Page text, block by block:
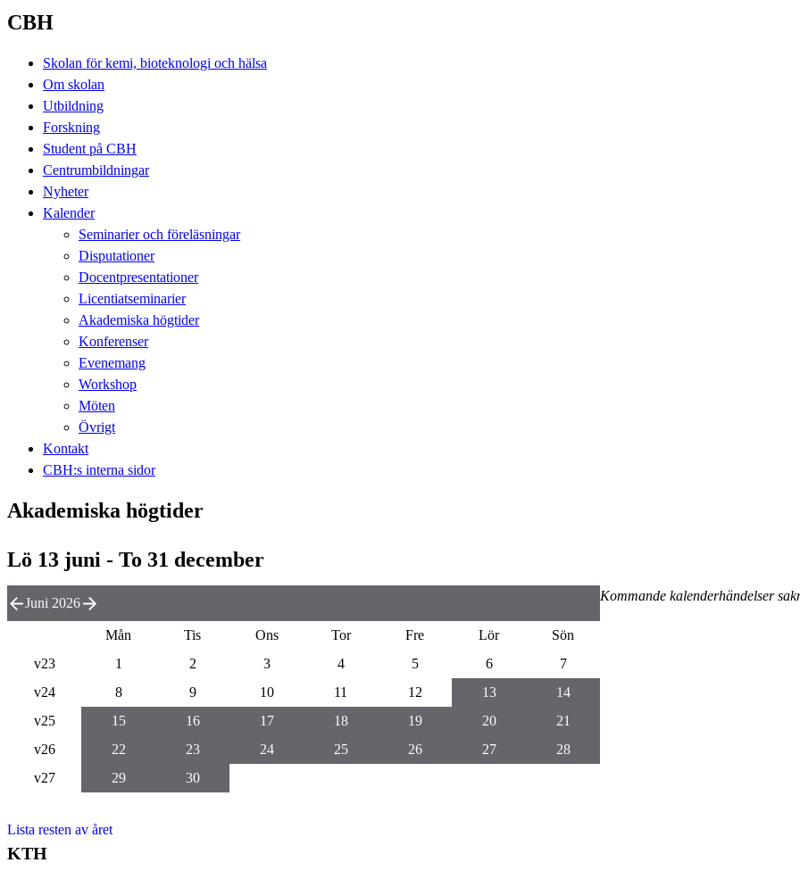
CBH
Skolan för kemi, bioteknologi och hälsa
Om skolan
Utbildning
Forskning
Student på CBH
Centrumbildningar
Nyheter
Kalender
Seminarier och föreläsningar
Disputationer
Docentpresentationer
Licentiatseminarier
Akademiska högtider
Konferenser
Evenemang
Workshop
Möten
Övrigt
Kontakt
CBH:s interna sidor
Akademiska högtider
Lö 13 juni - To 31 december
Kommande kalenderhändelser
Juni 2026
Mån Tis Ons Tor Fre Lör
Sön
v23
1 2 3 4 5 6
7
v24
8 9 10 11 12 13
14
v25
15 16 17 18 19 20
21
v26
22 23 24 25 26 27
28
v27
29 30
Lista resten av året
KTH